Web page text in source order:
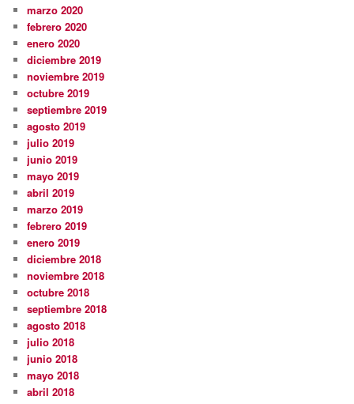
marzo 2020
febrero 2020
enero 2020
diciembre 2019
noviembre 2019
octubre 2019
septiembre 2019
agosto 2019
julio 2019
junio 2019
mayo 2019
abril 2019
marzo 2019
febrero 2019
enero 2019
diciembre 2018
noviembre 2018
octubre 2018
septiembre 2018
agosto 2018
julio 2018
junio 2018
mayo 2018
abril 2018